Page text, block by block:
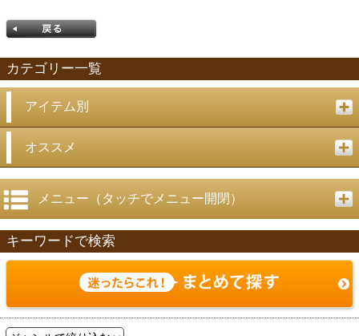
カテゴリー一覧
アイテム別
オススメ
メニュー（タッチでメニュー開閉）
キーワードで検索